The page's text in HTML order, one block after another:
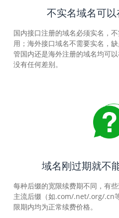
不实名域名可
国内接口注册的域名必须实名，
用；海外接口域名不需要实名，
管国内还是海外注册的域名均可
没有任何差别。
域名刚过期就不
每种后缀的宽限续费期不同，有
主流后缀（如.com/.net/.org/.cn
限期内均为正常续费价格。